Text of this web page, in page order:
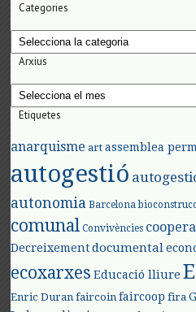
Categories
Categories
Arxius
Arxius
Etiquetes
anarquisme art assemblea
autogestió
autonomia Barcelona
comunal Convivències
Decreixement documental
ecoxarxes Educació lliure
Enric Duran faircoin faircoop fira